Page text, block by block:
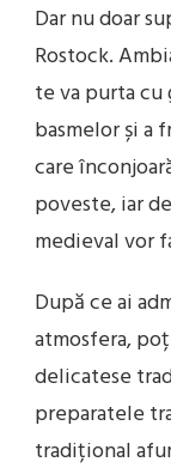
Dar nu doar
Rostock.
te va purta
basmelor și a
care
poveste, iar
medieval vor
După ce ai
atmosfera,
delicatese
preparatele
tradițional